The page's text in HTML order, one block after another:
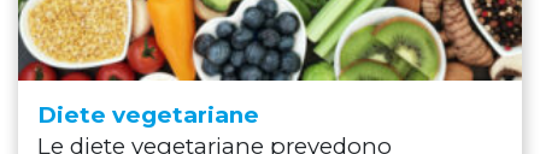
Diete vegetariane
Le diete vegetariane prevedono